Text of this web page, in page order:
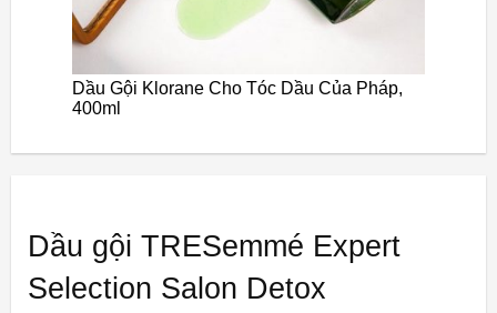
Dầu Gội Klorane Cho Tóc Dầu Của Pháp,
400ml
Dầu gội TRESemmé Expert
Selection Salon Detox